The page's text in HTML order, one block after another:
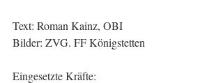
Text: Roman Kainz, OBI
Bilder: ZVG. FF Königstetten
Eingesetzte Kräfte: